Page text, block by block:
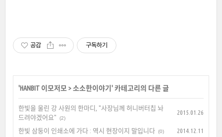
공감 구독하기
'HANBIT 이모저모 > 소소한이야기' 카테고리의 다른 글
한빛을 울린 강 사원의 한마디, "사장님께 허니버터칩 놔
드려야겠어요"
(2)
2015.01.26
한빛 삼둥이 인쇄소에 가다 : 역시 현장이지 말입니다 (0) 2014.12.11